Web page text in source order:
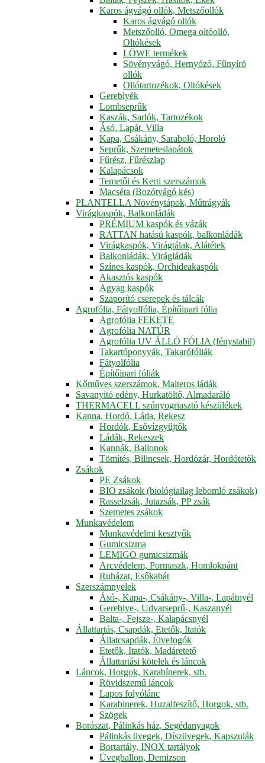
Karos ágvágó ollók, Metszőollók
Karos ágvágó ollók
Metszőolló, Omega oltóolló,
Oltókések
LÖWE termékek
Sövényvágó, Hernyózó, Fűnyíró
ollók
Ollótartozékok, Oltókések
Gereblyék
Lombseprűk
Kaszák, Sarlók, Tartozékok
Ásó, Lapát, Villa
Kapa, Csákány, Saraboló, Horoló
Seprűk, Szemeteslapátok
Fűrész, Fűrészlap
Kalapácsok
Temetői és Kerti szerszámok
Macséta (Bozótvágó kés)
PLANTELLA Növénytápok, Műtrágyák
Virágkaspók, Balkonládák
PRÉMIUM kaspók és vázák
RATTAN hatású kaspók, balkonládák
Virágkaspók, Virágtálak, Alátétek
Balkonládák, Virágládák
Színes kaspók, Orchideakaspók
Akasztós kaspók
Agyag kaspók
Szaporító cserepek és tálcák
Agrofólia, Fátyolfólia, Építőipari fólia
Agrofólia FEKETE
Agrofólia NATÚR
Agrofólia UV ÁLLÓ FÓLIA (fénystabil)
Takartóponyvák, Takarófóliák
Fátyolfólia
Építőipari fóliák
Kőműves szerszámok, Malteros ládák
Savanyító edény, Hurkatöltő, Almadaráló
THERMACELL szúnyogriasztó készülékek
Kanna, Hordó, Láda, Rekesz
Hordók, Esővízgyűjtők
Ládák, Rekeszek
Kannák, Ballonok
Tömítés, Bilincsek, Hordózár, Hordótetők
Zsákok
PE Zsákok
BIO zsákok (biológiailag lebomló zsákok)
Rasselzsák, Jutazsák, PP zsák
Szemetes zsákok
Munkavédelem
Munkavédelmi kesztyűk
Gumicsizma
LEMIGO gumicsizmák
Arcvédelem, Pormaszk, Homlokpánt
Ruházat, Esőkabát
Szerszámnyelek
Ásó-, Kapa-, Csákány-, Villa-, Lapátnyél
Gereblye-, Udvarseprű-, Kaszanyél
Balta-, Fejsze-, Kalapácsnyél
Állattartás, Csapdák, Etetők, Itatók
Állatcsapdák, Élvefogók
Etetők, Itatók, Madáretető
Állattartási kötelek és láncok
Láncok, Horgok, Karabínerek, stb.
Rövidszemű láncok
Lapos folyólánc
Karabinerek, Huzalfeszítő, Horgok, stb.
Szögek
Borászat, Pálinkás ház, Segédanyagok
Pálinkás üvegek, Díszüvegek, Kapszulák
Bortartály, INOX tartályok
Üvegballon, Demizson